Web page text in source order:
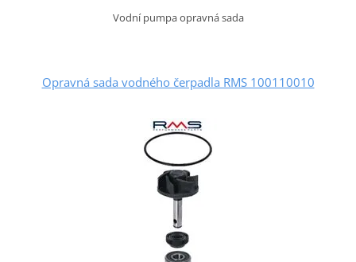
Vodní pumpa opravná sada
Opravná sada vodného čerpadla RMS 100110010